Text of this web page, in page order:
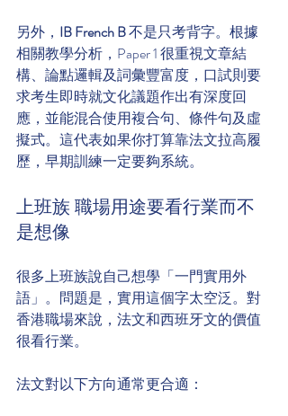
另外， IB French B 不是只考背字。根據
相關教學分析，Paper 1 很重視文章結
構、論點邏輯及詞彙豐富度，口試則要
求考生即時就文化議題作出有深度回
應，並能混合使用複合句、條件句及虛
擬式。這代表如果你打算靠法文拉高履
歷，早期訓練一定要夠系統。
上班族 職場用途要看行業而不
是想像
很多上班族說自己想學「一門實用外
語」。問題是，實用這個字太空泛。對
香港職場來說，法文和西班牙文的價值
很看行業。
法文對以下方向通常更合適：